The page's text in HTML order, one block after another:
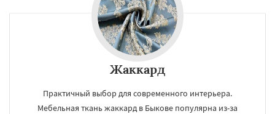
Жаккард
Практичный выбор для современного интерьера.
Мебельная ткань жаккард в Быкове популярна из-за